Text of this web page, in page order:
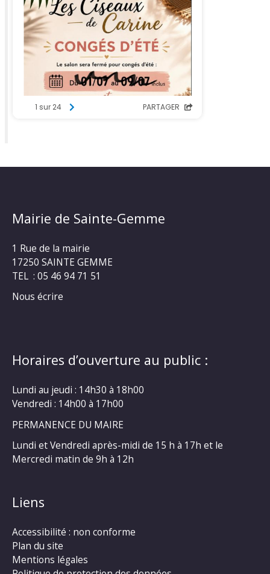
Mairie de Sainte-Gemme
1 Rue de la mairie
17250 SAINTE GEMME
TEL : 05 46 94 71 51
Nous écrire
Horaires d’ouverture au public :
Lundi au jeudi : 14h30 à 18h00
Vendredi : 14h00 à 17h00
PERMANENCE DU MAIRE
Lundi et Vendredi après-midi de 15 h à 17h et le
Mercredi matin de 9h à 12h
Liens
Accessibilité : non conforme
Plan du site
Mentions légales